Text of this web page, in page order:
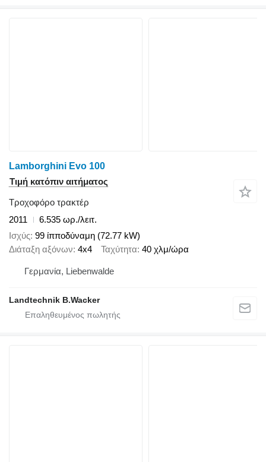
Lamborghini Evo 100
Τιμή κατόπιν αιτήματος
Τροχοφόρο τρακτέρ
2011
6.535 ωρ./λειτ.
Ισχύς 99 ίπποδύναμη (72.77 kW)
Διάταξη αξόνων 4x4 Ταχύτητα 40 χλμ/ώρα
Γερμανία, Liebenwalde
Landtechnik B.Wacker